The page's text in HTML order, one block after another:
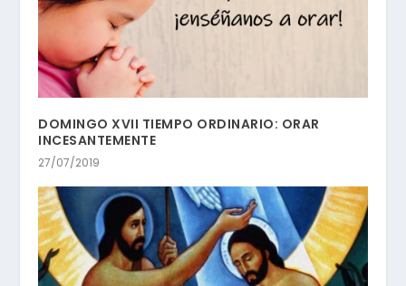
DOMINGO XVII TIEMPO ORDINARIO: ORAR
INCESANTEMENTE
27/07/2019